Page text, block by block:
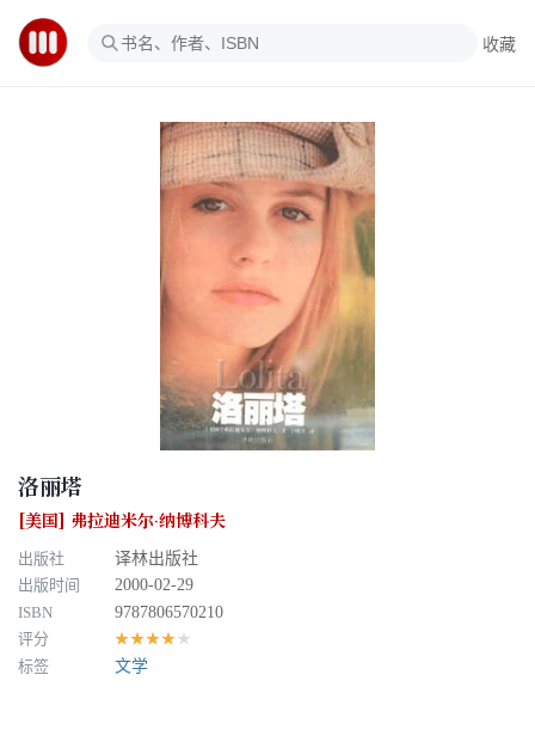
收藏
洛丽塔
[美国] 弗拉迪米尔·纳博科夫
出版社
译林出版社
出版时间
2000-02-29
ISBN
9787806570210
评分
★★★★★
标签 文学